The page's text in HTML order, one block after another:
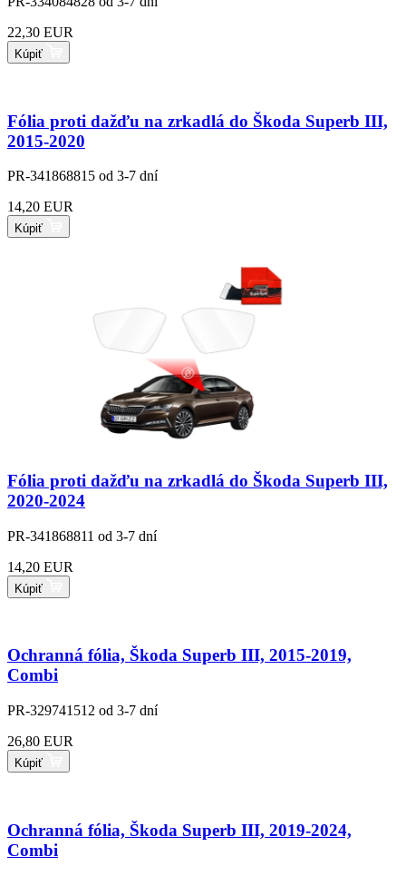
22,30 EUR
Kúpiť
Fólia proti dažďu na zrkadlá do Škoda Superb III,
2015-2020
PR-341868815 od 3-7 dní
14,20 EUR
Kúpiť
Fólia proti dažďu na zrkadlá do Škoda Superb III,
2020-2024
PR-341868811 od 3-7 dní
14,20 EUR
Kúpiť
Ochranná fólia, Škoda Superb III, 2015-2019,
Combi
PR-329741512 od 3-7 dní
26,80 EUR
Kúpiť
Ochranná fólia, Škoda Superb III, 2019-2024,
Combi